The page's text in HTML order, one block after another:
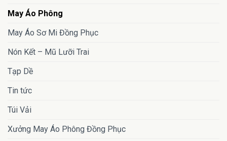
May Áo Phông
May Áo Sơ Mi Đồng Phục
Nón Kết – Mũ Lưỡi Trai
Tạp Dề
Tin tức
Túi Vải
Xưởng May Áo Phông Đồng Phục